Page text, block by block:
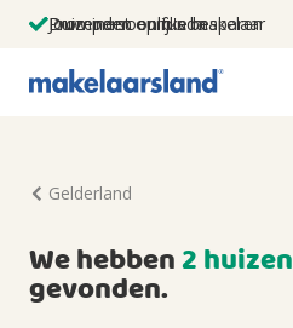
Jouw persoonlijke makelaar
Duizenden euro's besparen
Prominent op funda
Gelderland
We hebben2 huizen
gevonden.